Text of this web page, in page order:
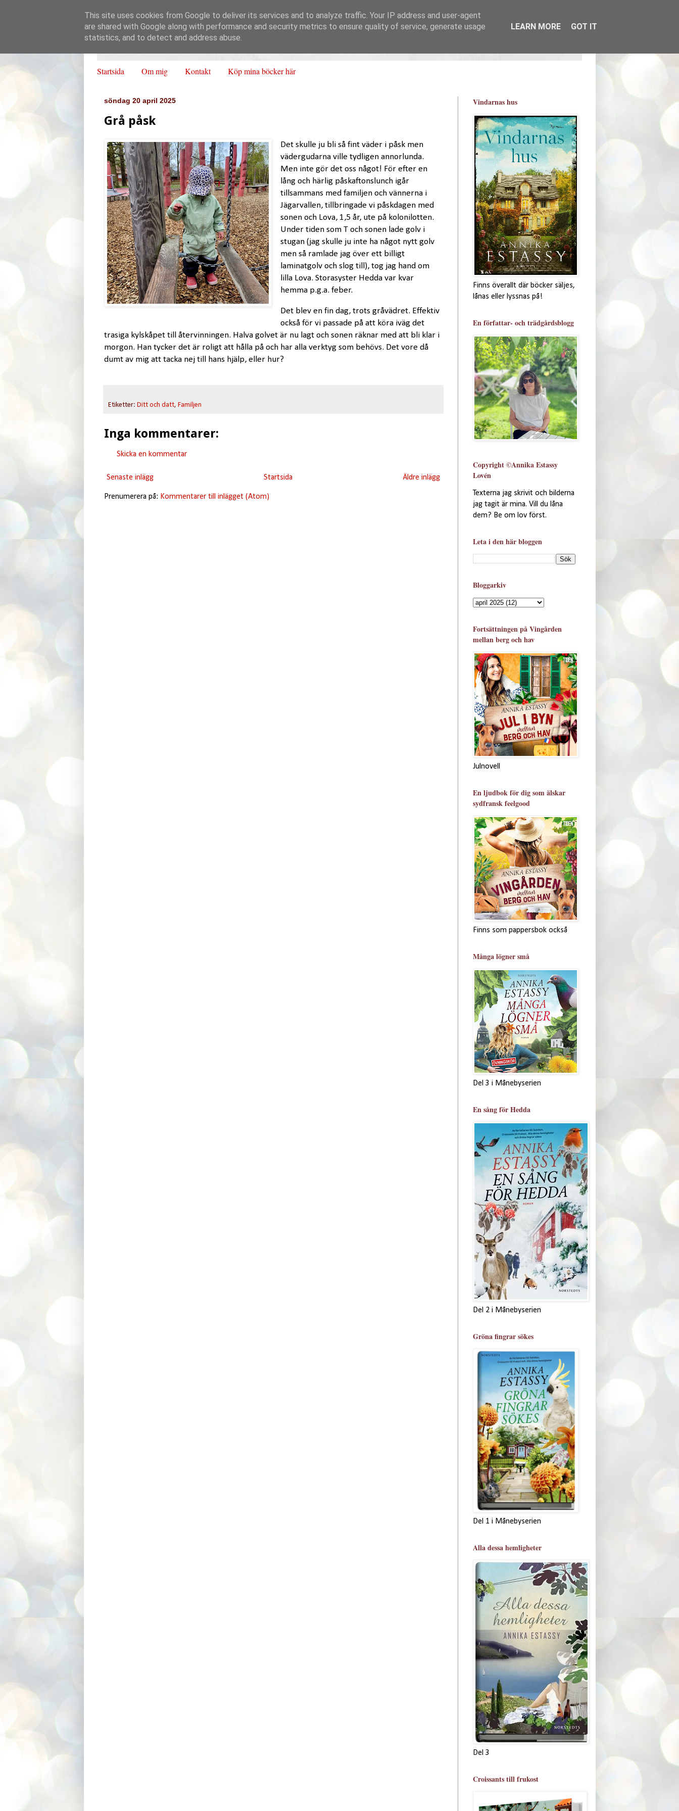
Startsida Om mig Kontakt Köp mina böcker här
söndag 20 april 2025
Grå påsk
Det skulle ju bli så fint väder i påsk men
vädergudarna ville tydligen annorlunda.
Men inte gör det oss något! För efter en
lång och härlig påskaftonslunch igår
tillsammans med familjen och vännerna i
Jägarvallen, tillbringade vi påskdagen med
sonen och Lova, 1,5 år, ute på kolonilotten.
Under tiden som T och sonen lade golv i
stugan (jag skulle ju inte ha något nytt golv
men så ramlade jag över ett billigt
laminatgolv och slog till), tog jag hand om
lilla Lova. Storasyster Hedda var kvar
hemma p.g.a. feber.
Det blev en fin dag, trots gråvädret. Effektiv
också för vi passade på att köra iväg det
trasiga kylskåpet till återvinningen. Halva golvet är nu lagt och sonen räknar med att bli klar i
morgon. Han tycker det är roligt att hålla på och har alla verktyg som behövs. Det vore då
dumt av mig att tacka nej till hans hjälp, eller hur?
Etiketter: Ditt och datt, Familjen
Inga kommentarer:
Skicka en kommentar
Senaste inlägg Äldre inlägg
Startsida
Prenumerera på: Kommentarer till inlägget (Atom)
Vindarnas hus
Finns överallt där böcker säljes,
lånas eller lyssnas på!
En författar- och trädgårdsblogg
Copyright ©Annika Estassy
Lovén
Texterna jag skrivit och bilderna
jag tagit är mina. Vill du låna
dem? Be om lov först.
Leta i den här bloggen
Bloggarkiv
Fortsättningen på Vingården
mellan berg och hav
Julnovell
En ljudbok för dig som älskar
sydfransk feelgood
Finns som pappersbok också
Många lögner små
Del 3 i Månebyserien
En sång för Hedda
Del 2 i Månebyserien
Gröna fingrar sökes
Del 1 i Månebyserien
Alla dessa hemligheter
Del 3
Croissants till frukost
This site uses cookies from Google to deliver its services and to analyze traffic. Your IP address and user-agent
are shared with Google along with performance and security metrics to ensure quality of service, generate usage
statistics, and to detect and address abuse.
LEARN MORE GOT IT